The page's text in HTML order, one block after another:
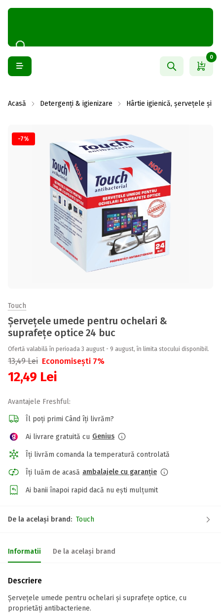
0
Acasă Detergenți & igienizare Hârtie igienică, șervețele și
-7%
Touch
Șervețele umede pentru ochelari &
suprafețe optice 24 buc
Ofertă valabilă în perioada 3 august - 9 august, în limita stocului disponibil.
13,49Lei Economisești 7%
12,49 Lei
Avantajele Freshful:
Îl poți primi Când îți livrăm?
Ai livrare gratuită cu Genius
Îți livrăm comanda la temperatură controlată
Îți luăm de acasă ambalajele cu garanție
Ai banii înapoi rapid dacă nu ești mulțumit
De la același brand: Touch
Informatii De la același brand
Descriere
Șervețele umede pentru ochelari și suprafețe optice, cu
proprietăți antibacteriene.